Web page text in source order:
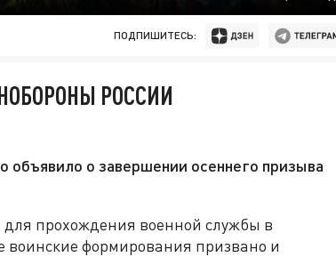
ПОДПИШИТЕСЬ:
РОССИИ
о завершении осеннего призыва
прохождения военной службы в
формирования призвано и